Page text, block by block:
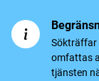
Sökträffar
omfattas
tjänsten